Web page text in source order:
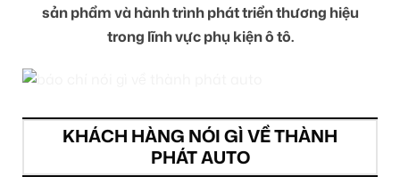
sản phẩm và hành trình phát triển thương hiệu
trong lĩnh vực phụ kiện ô tô.
KHÁCH HÀNG NÓI GÌ VỀ THÀNH
PHÁT AUTO